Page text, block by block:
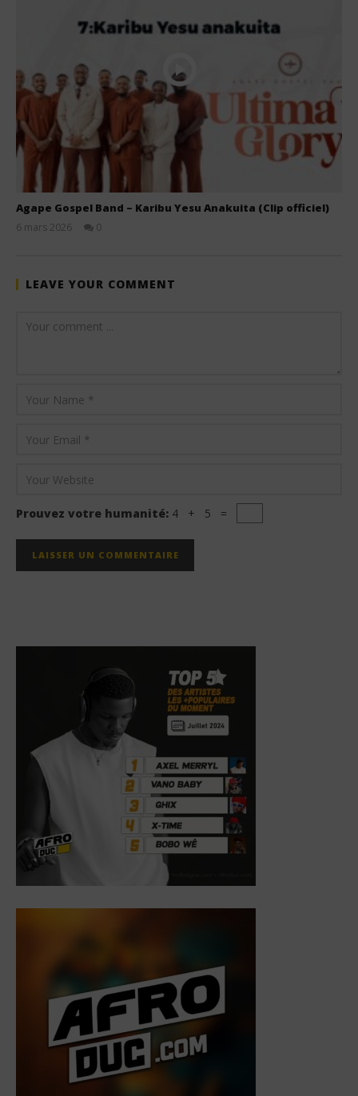
Agape Gospel Band – Karibu Yesu Anakuita (Clip officiel)
6 mars 2026
0
LEAVE YOUR COMMENT
Prouvez votre humanité: 4 + 5 =